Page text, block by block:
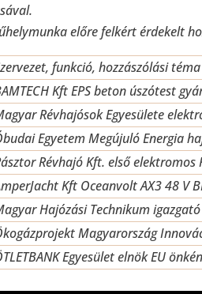
előre felkért érdekelt
funkció, hozzászólási
Kft EPS beton úszótest
Révhajósok Egyesülete
Egyetem Megújuló Energia
Révhajó Kft. első elektromos
Kft Oceanvolt AX3 48 V
Hajózási Technikum
Magyarország
Egyesület elnök EU